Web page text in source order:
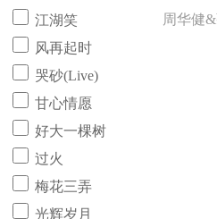
江湖笑
周华健
风再起时
哭砂(Live)
甘心情愿
好大一棵树
过火
梅花三弄
光辉岁月